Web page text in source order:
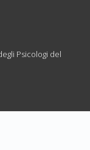
Psicologi del